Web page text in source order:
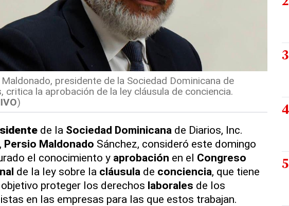
presidente de la Sociedad Dominicana de
critica la aprobación de la ley cláusula de conciencia.
)
de la Sociedad Dominicana de Diarios, Inc.
Persio Maldonado Sánchez, consideró este domingo
el conocimiento y aprobación en el Congreso
de la ley sobre la cláusula de conciencia, que tiene
proteger los derechos laborales de los
en las empresas para las que estos trabajan.